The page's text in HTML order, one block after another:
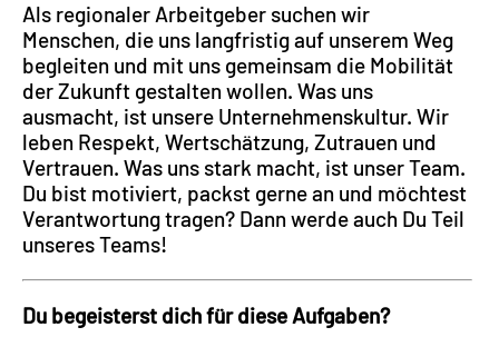
Als regionaler Arbeitgeber suchen wir
Menschen, die uns langfristig auf unserem Weg
begleiten und mit uns gemeinsam die Mobilität
der Zukunft gestalten wollen. Was uns
ausmacht, ist unsere Unternehmenskultur. Wir
leben Respekt, Wertschätzung, Zutrauen und
Vertrauen. Was uns stark macht, ist unser Team.
Du bist motiviert, packst gerne an und möchtest
Verantwortung tragen? Dann werde auch Du Teil
unseres Teams!
Du begeisterst dich für diese Aufgaben?